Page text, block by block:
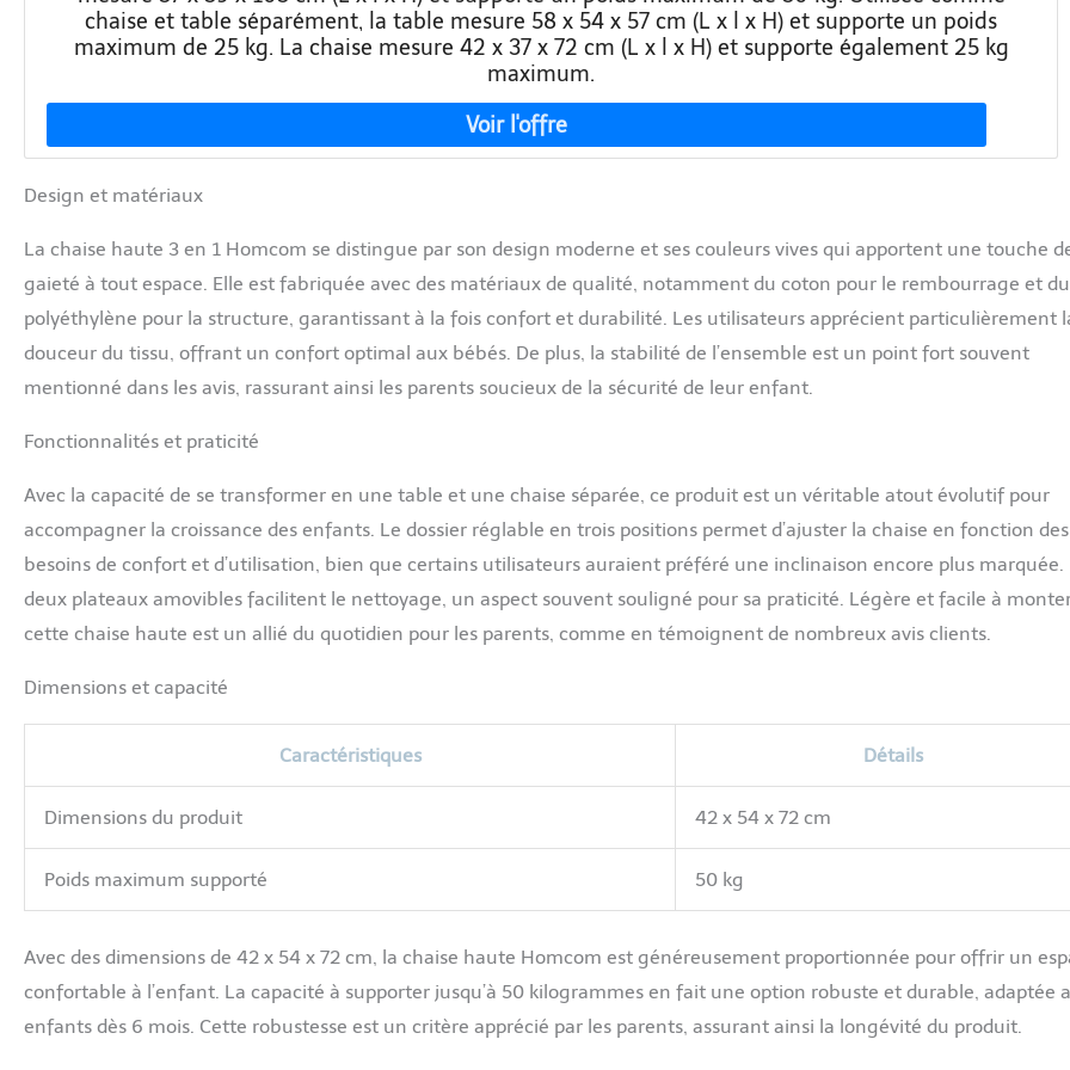
chaise et table séparément, la table mesure 58 x 54 x 57 cm (L x l x H) et supporte un poids
maximum de 25 kg. La chaise mesure 42 x 37 x 72 cm (L x l x H) et supporte également 25 kg
maximum.
Design et matériaux
La chaise haute 3 en 1 Homcom se distingue par son design moderne et ses couleurs vives qui apportent une touche
gaieté à tout espace. Elle est fabriquée avec des matériaux de qualité, notamment du coton pour le rembourrage et du
polyéthylène pour la structure, garantissant à la fois confort et durabilité. Les utilisateurs apprécient particulièrement
douceur du tissu, offrant un confort optimal aux bébés. De plus, la stabilité de l’ensemble est un point fort souvent
mentionné dans les avis, rassurant ainsi les parents soucieux de la sécurité de leur enfant.
Fonctionnalités et praticité
Avec la capacité de se transformer en une table et une chaise séparée, ce produit est un véritable atout évolutif pour
accompagner la croissance des enfants. Le dossier réglable en trois positions permet d’ajuster la chaise en fonction des
besoins de confort et d’utilisation, bien que certains utilisateurs auraient préféré une inclinaison encore plus marquée.
deux plateaux amovibles facilitent le nettoyage, un aspect souvent souligné pour sa praticité. Légère et facile à
cette chaise haute est un allié du quotidien pour les parents, comme en témoignent de nombreux avis clients.
Dimensions et capacité
Caractéristiques Détails
Dimensions du produit 42 x 54 x 72 cm
Poids maximum supporté 50 kg
Avec des dimensions de 42 x 54 x 72 cm, la chaise haute Homcom est généreusement proportionnée pour offrir un
confortable à l’enfant. La capacité à supporter jusqu’à 50 kilogrammes en fait une option robuste et durable, adaptée
enfants dès 6 mois. Cette robustesse est un critère apprécié par les parents, assurant ainsi la longévité du produit.